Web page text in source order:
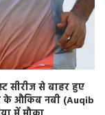
सीरीज से बाहर हुए
के औकिब नबी (Auqib